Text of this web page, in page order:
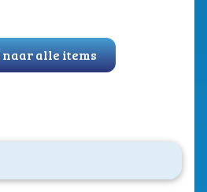
naar alle items